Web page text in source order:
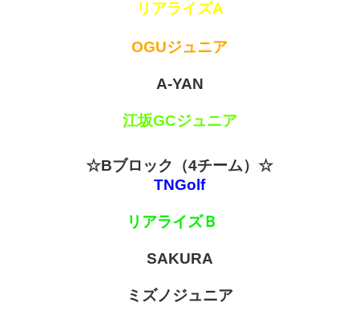
リアライズA
OGUジュニア
A-YAN
江坂GCジュニア
☆Bブロック（4チーム）☆
TNGolf
リアライズＢ
SAKURA
ミズノジュニア